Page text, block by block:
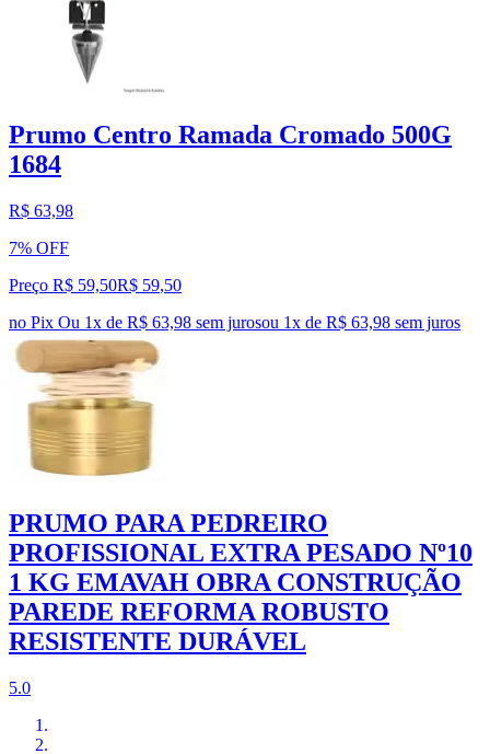
Prumo Centro Ramada Cromado 500G
1684
R$ 63,98
7% OFF
Preço R$ 59,50R$ 59,50
no Pix Ou 1x de R$ 63,98 sem jurosou 1x de R$ 63,98 sem juros
PRUMO PARA PEDREIRO
PROFISSIONAL EXTRA PESADO Nº10
1 KG EMAVAH OBRA CONSTRUÇÃO
PAREDE REFORMA ROBUSTO
RESISTENTE DURÁVEL
5.0